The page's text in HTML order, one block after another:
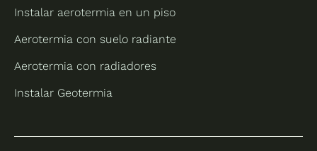
Instalar aerotermia en un piso
Aerotermia con suelo radiante
Aerotermia con radiadores
Instalar Geotermia